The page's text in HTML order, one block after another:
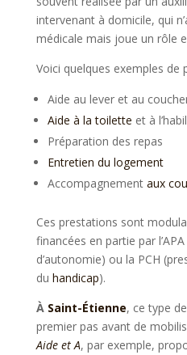
intervenant à domicile, qui
médicale mais joue un rôle
Voici quelques exemples de
Aide au lever et au
Aide à la toilette et à
Préparation des repas
Entretien du logement
Accompagnement aux
Ces prestations sont
financées en partie par
d’autonomie) ou la PCH
du handicap).
À Saint-Étienne, ce type
premier pas avant de
Aide et A, par exemple,